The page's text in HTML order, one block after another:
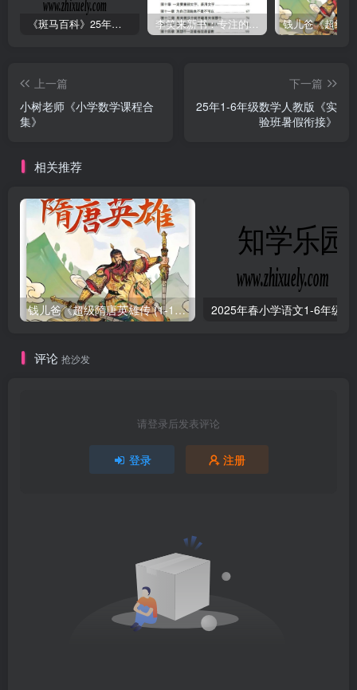
《斑马百科》25年最新30科全套高清视频 李笑来新书：专注的真相 [PDF]
上一篇
小树老师《小学数学课程合
集》
下一篇
25年1-6年级数学人教版《实
验班暑假衔接》
相关推荐
钱儿爸《超级隋唐英雄传 (1-10季) +超级隋唐英雄后传 (1-4季）
评论 抢沙发
请登录后发表评论
登录 注册